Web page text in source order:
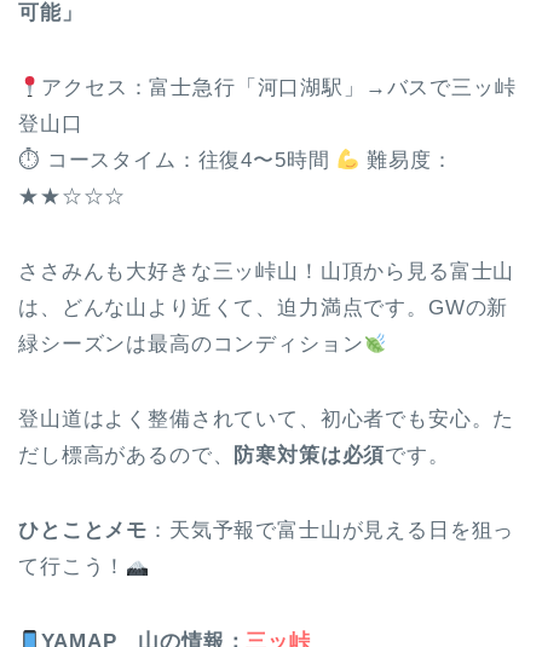
可能」
アクセス：富士急行「河口湖駅」→バスで三ッ峠
登山口
⏱ コースタイム：往復4〜5時間
難易度：
★★☆☆☆
ささみんも大好きな三ッ峠山！山頂から見る富士山
は、どんな山より近くて、迫力満点です。GWの新
緑シーズンは最高のコンディション
登山道はよく整備されていて、初心者でも安心。た
だし標高があるので、
防寒対策は必須です。
ひとことメモ ：天気予報で富士山が見える日を狙っ
て行こう！
YAMAP 山の情報 ：三ッ峠